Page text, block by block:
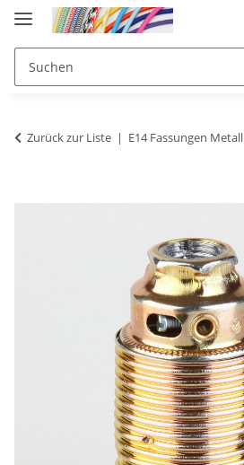
Zurück zur Liste E14 Fassungen Metall